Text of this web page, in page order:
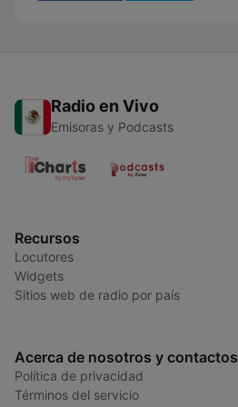
Radio en Vivo
Emisoras y Podcasts
Recursos
Locutores
Widgets
Sitios web de radio por país
Acerca de nosotros y contactos
Política de privacidad
Términos del servicio